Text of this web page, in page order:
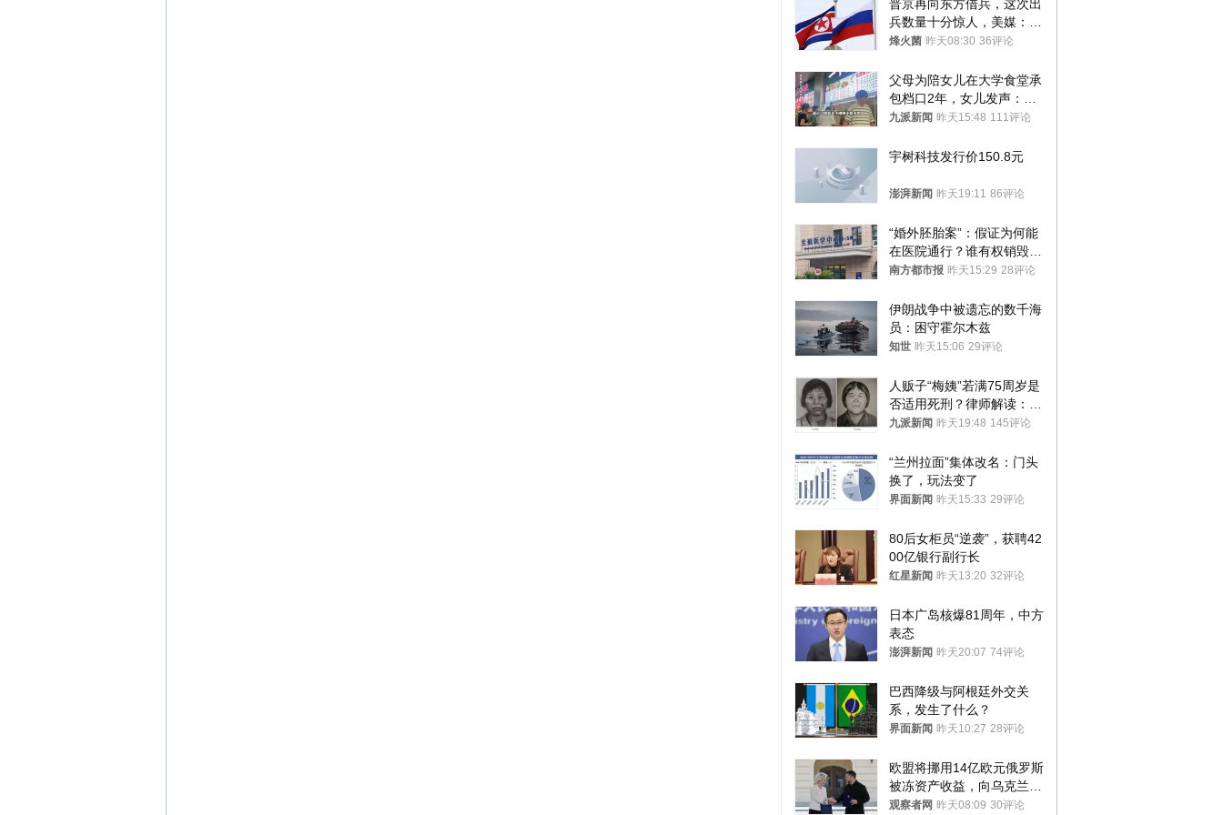
普京再向东方借兵，这次出
兵数量十分惊人，美媒：俄
朝要动真格？
烽火菌 昨天08:30 36评论
父母为陪女儿在大学食堂承
包档口2年，女儿发声：初
衷是为了陪伴，毕业后将不
九派新闻 昨天15:48 111评论
宇树科技发行价150.8元
澎湃新闻 昨天19:11 86评论
“婚外胚胎案”：假证为何能
在医院通行？谁有权销毁胚
胎？
南方都市报 昨天15:29 28评论
伊朗战争中被遗忘的数千海
员：困守霍尔木兹
知世 昨天15:06 29评论
人贩子“梅姨”若满75周岁是
否适用死刑？律师解读：很
大概率不会被判处死刑
九派新闻 昨天19:48 145评论
“兰州拉面”集体改名：门头
换了，玩法变了
界面新闻 昨天15:33 29评论
80后女柜员“逆袭”，获聘42
00亿银行副行长
红星新闻 昨天13:20 32评论
日本广岛核爆81周年，中方
表态
澎湃新闻 昨天20:07 74评论
巴西降级与阿根廷外交关
系，发生了什么？
界面新闻 昨天10:27 28评论
欧盟将挪用14亿欧元俄罗斯
被冻资产收益，向乌克兰提
供援助
观察者网 昨天08:09 30评论